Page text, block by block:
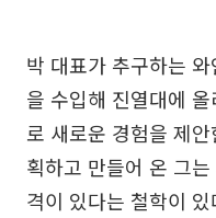
박 대표가 추구하는 와
을 수입해 진열대에 올
로 새로운 경험을 제
획하고 만들어 온 그
격이 있다는 철학이